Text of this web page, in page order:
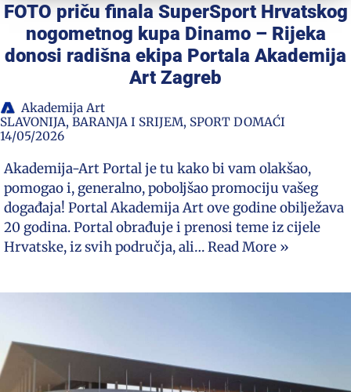
FOTO priču finala SuperSport Hrvatskog
nogometnog kupa Dinamo – Rijeka
donosi radišna ekipa Portala Akademija
Art Zagreb
Akademija Art
SLAVONIJA, BARANJA I SRIJEM, SPORT DOMAĆI
14/05/2026
Akademija-Art Portal je tu kako bi vam olakšao,
pomogao i, generalno, poboljšao promociju vašeg
događaja! Portal Akademija Art ove godine obilježava
20 godina. Portal obrađuje i prenosi teme iz cijele
Hrvatske, iz svih područja, ali…Read More »